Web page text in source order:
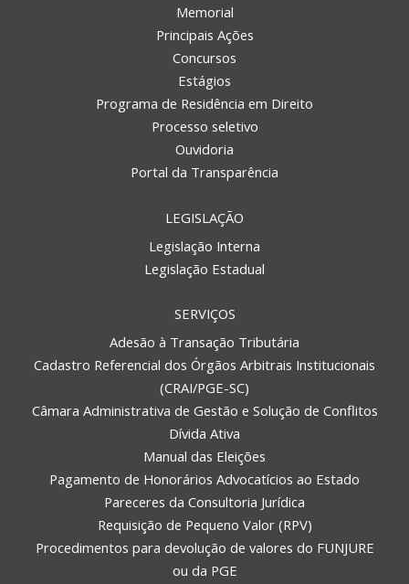
Memorial
Principais Ações
Concursos
Estágios
Programa de Residência em Direito
Processo seletivo
Ouvidoria
Portal da Transparência
LEGISLAÇÃO
Legislação Interna
Legislação Estadual
SERVIÇOS
Adesão à Transação Tributária
Cadastro Referencial dos Órgãos Arbitrais Institucionais
(CRAI/PGE-SC)
Câmara Administrativa de Gestão e Solução de Conflitos
Dívida Ativa
Manual das Eleições
Pagamento de Honorários Advocatícios ao Estado
Pareceres da Consultoria Jurídica
Requisição de Pequeno Valor (RPV)
Procedimentos para devolução de valores do FUNJURE
ou da PGE